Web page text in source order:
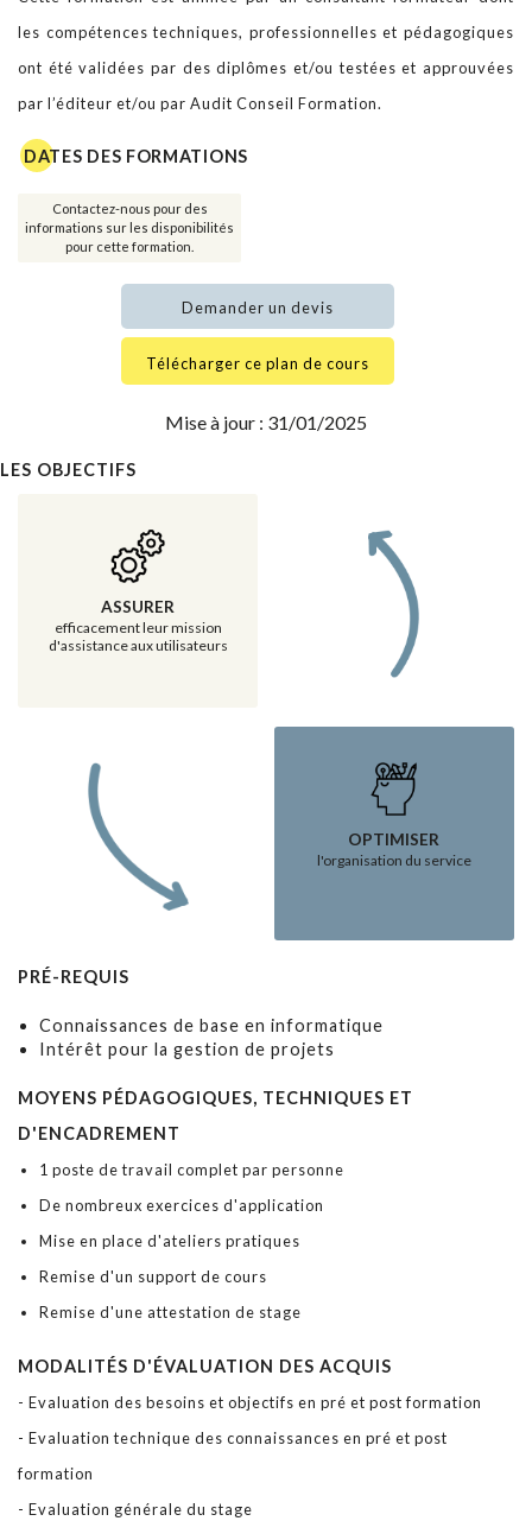
les compétences techniques, professionnelles et pédagogiques
ont été validées par des diplômes et/ou testées et approuvées
par l’éditeur et/ou par Audit Conseil Formation.
DATES DES FORMATIONS
Contactez-nous pour des
informations sur les disponibilités
pour cette formation.
Demander un devis
Télécharger ce plan de cours
Mise à jour : 31/01/2025
LES OBJECTIFS
ASSURER
efficacement leur mission
d'assistance aux utilisateurs
OPTIMISER
l'organisation du service
PRÉ-REQUIS
Connaissances de base en informatique
Intérêt pour la gestion de projets
MOYENS PÉDAGOGIQUES, TECHNIQUES ET
D'ENCADREMENT
1 poste de travail complet par personne
De nombreux exercices d'application
Mise en place d'ateliers pratiques
Remise d'un support de cours
Remise d'une attestation de stage
MODALITÉS D'ÉVALUATION DES ACQUIS
- Evaluation des besoins et objectifs en pré et post formation
- Evaluation technique des connaissances en pré et post
formation
- Evaluation générale du stage